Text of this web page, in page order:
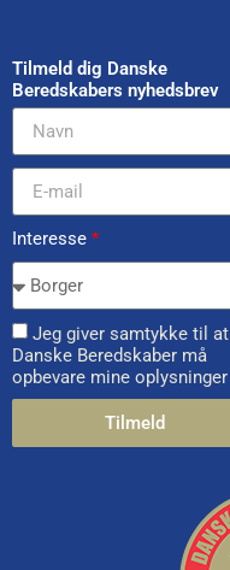
Tilmeld dig Danske
Beredskabers nyhedsbrev
Interesse *
Jeg giver samtykke til at
Danske Beredskaber må
opbevare mine oplysninger
Tilmeld